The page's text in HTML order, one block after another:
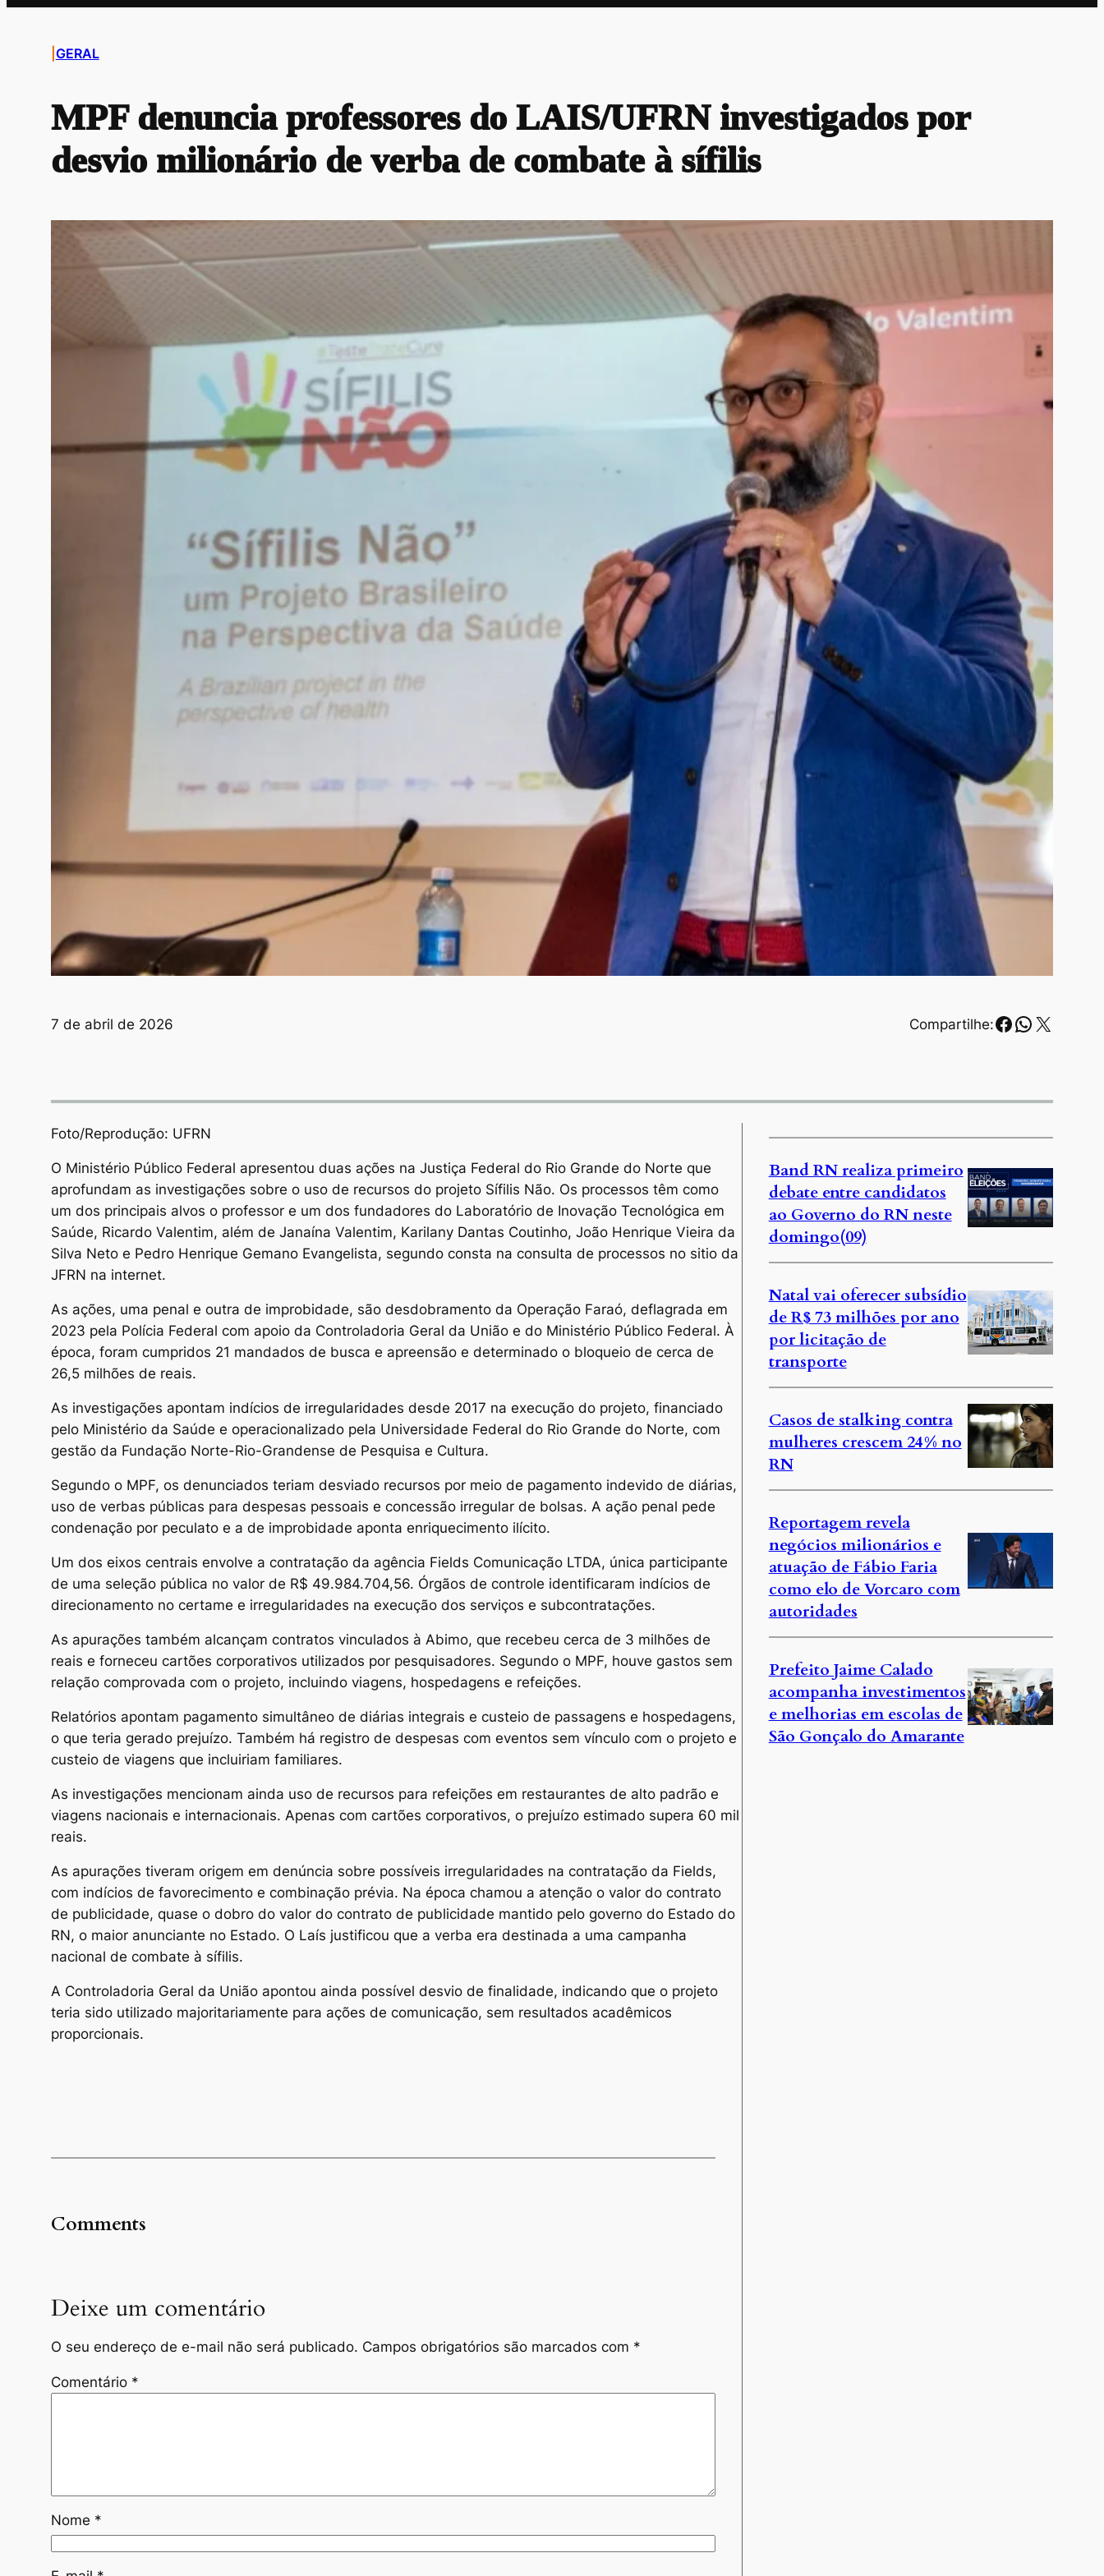
GERAL
MPF denuncia professores do LAIS/UFRN investigados por
desvio milionário de verba de combate à sífilis
7 de abril de 2026 Compartilhe:Facebook
X
Foto/Reprodução: UFRN
O Ministério Público Federal apresentou duas ações na Justiça Federal do Rio Grande do Norte que
aprofundam as investigações sobre o uso de recursos do projeto Sífilis Não. Os processos têm como
um dos principais alvos o professor e um dos fundadores do Laboratório de Inovação Tecnológica em
Saúde, Ricardo Valentim, além de Janaína Valentim, Karilany Dantas Coutinho, João Henrique Vieira da
Silva Neto e Pedro Henrique Gemano Evangelista, segundo consta na consulta de processos no sitio da
JFRN na internet.
As ações, uma penal e outra de improbidade, são desdobramento da Operação Faraó, deflagrada em
2023 pela Polícia Federal com apoio da Controladoria Geral da União e do Ministério Público Federal. À
época, foram cumpridos 21 mandados de busca e apreensão e determinado o bloqueio de cerca de
26,5 milhões de reais.
As investigações apontam indícios de irregularidades desde 2017 na execução do projeto, financiado
pelo Ministério da Saúde e operacionalizado pela Universidade Federal do Rio Grande do Norte, com
gestão da Fundação Norte-Rio-Grandense de Pesquisa e Cultura.
Segundo o MPF, os denunciados teriam desviado recursos por meio de pagamento indevido de diárias,
uso de verbas públicas para despesas pessoais e concessão irregular de bolsas. A ação penal pede
condenação por peculato e a de improbidade aponta enriquecimento ilícito.
Um dos eixos centrais envolve a contratação da agência Fields Comunicação LTDA, única participante
de uma seleção pública no valor de R$ 49.984.704,56. Órgãos de controle identificaram indícios de
direcionamento no certame e irregularidades na execução dos serviços e subcontratações.
As apurações também alcançam contratos vinculados à Abimo, que recebeu cerca de 3 milhões de
reais e forneceu cartões corporativos utilizados por pesquisadores. Segundo o MPF, houve gastos sem
relação comprovada com o projeto, incluindo viagens, hospedagens e refeições.
Relatórios apontam pagamento simultâneo de diárias integrais e custeio de passagens e hospedagens,
o que teria gerado prejuízo. Também há registro de despesas com eventos sem vínculo com o projeto e
custeio de viagens que incluiriam familiares.
As investigações mencionam ainda uso de recursos para refeições em restaurantes de alto padrão e
viagens nacionais e internacionais. Apenas com cartões corporativos, o prejuízo estimado supera 60 mil
reais.
As apurações tiveram origem em denúncia sobre possíveis irregularidades na contratação da Fields,
com indícios de favorecimento e combinação prévia. Na época chamou a atenção o valor do contrato
de publicidade, quase o dobro do valor do contrato de publicidade mantido pelo governo do Estado do
RN, o maior anunciante no Estado. O Laís justificou que a verba era destinada a uma campanha
nacional de combate à sífilis.
A Controladoria Geral da União apontou ainda possível desvio de finalidade, indicando que o projeto
teria sido utilizado majoritariamente para ações de comunicação, sem resultados acadêmicos
proporcionais.
Comments
Deixe um comentário
O seu endereço de e-mail não será publicado. Campos obrigatórios são marcados com *
Comentário *
Nome *
Band RN realiza primeiro
debate entre candidatos
ao Governo do RN neste
domingo(09)
Natal vai oferecer subsídio
de R$ 73 milhões por ano
por licitação de
transporte
Casos de stalking contra
mulheres crescem 24% no
RN
Reportagem revela
negócios milionários e
atuação de Fábio Faria
como elo de Vorcaro com
autoridades
Prefeito Jaime Calado
acompanha investimentos
e melhorias em escolas de
São Gonçalo do Amarante